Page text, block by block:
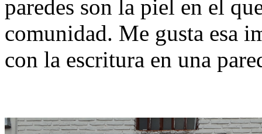
paredes son la piel en el
comunidad. Me gusta esa
con la escritura en una